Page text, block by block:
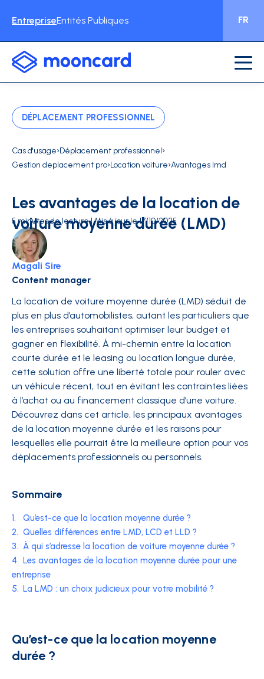
EntrepriseEntités Publiques FR
DÉPLACEMENT PROFESSIONNEL
Cas d'usage›Déplacement professionnel›
Gestion deplacement pro›Location voiture›Avantages lmd
Les avantages de la location de
voiture moyenne durée (LMD)
5 minutes de lecture | Mis à jour le 17/10/2025
Magali Sire
Content manager
La location de voiture moyenne durée (LMD) séduit de
plus en plus d’automobilistes, autant les particuliers que
les entreprises souhaitant optimiser leur budget et
gagner en flexibilité. À mi-chemin entre la location
courte durée et le leasing ou location longue durée,
cette solution offre une liberté totale pour rouler avec
un véhicule récent, tout en évitant les contraintes liées
à l’achat ou au financement classique d’une voiture.
Découvrez dans cet article, les principaux avantages
de la location moyenne durée et les raisons pour
lesquelles elle pourrait être la meilleure option pour vos
déplacements professionnels ou personnels.
Sommaire
1.
Qu’est-ce que la location moyenne durée ?
2. Quelles différences entre LMD, LCD et LLD ?
3. À qui s’adresse la location de voiture moyenne durée ?
4. Les avantages de la location moyenne durée pour une
entreprise
5. La LMD : un choix judicieux pour votre mobilité ?
Qu’est-ce que la location moyenne
durée ?